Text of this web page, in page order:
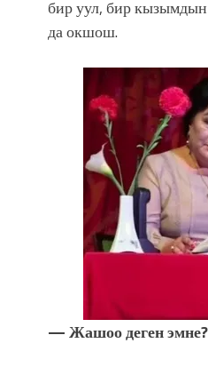
бир уул, бир
да окшош.
— Жашоо деген эмне?